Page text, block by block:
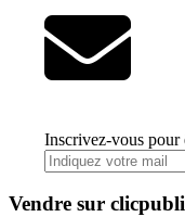
Inscrivez-vous pour
Vendre sur